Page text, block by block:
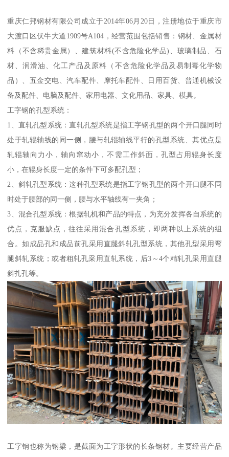
重庆仁邦钢材有限公司成立于2014年06月20日，注册地位于重庆市
大渡口区伏牛大道1909号A104，经营范围包括销售：钢材、金属材
料（不含稀贵金属）、建筑材料(不含危险化学品)、玻璃制品、石
材、润滑油、化工产品及原料（不含危险化学品及易制毒化学物
品）、五金交电、汽车配件、摩托车配件、日用百货、普通机械设
备及配件、电脑及配件、家用电器、文化用品、家具、模具。
工字钢的孔型系统：
1、直轧孔型系统：直轧孔型系统是指工字钢孔型的两个开口腿同时
处于轧辊轴线的同一侧，腰与轧辊轴线平行的孔型系统、其优点是
轧辊轴向力小，轴向窜动小，不需工作斜面，孔型占用辊身长度
小，在辊身长度一定的条件下可多配孔型；
2、斜轧孔型系统：这种孔型系统是指工字钢孔型的两个开口腿不同
时处于腰部的同一侧，腰与水平轴线有一夹角；
3、混合孔型系统：根据轧机和产品的特点，为充分发挥各自系统的
优点，克服缺点，往往采用混合孔型系统，即两种以上系统的组
合。如成品孔和成品前孔采用直腿斜轧孔型系统，其他孔型采用弯
腿斜轧系统；或者粗轧孔采用直轧系统，后3～4个精轧孔采用直腿
斜扎孔等。
工字钢也称为钢梁，是截面为工字形状的长条钢材。主要经营产品